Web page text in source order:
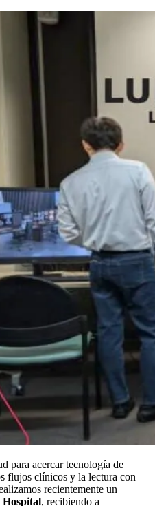
para acercar tecnología de
flujos clínicos y la lectura con
recientemente un
Hospital, recibiendo a